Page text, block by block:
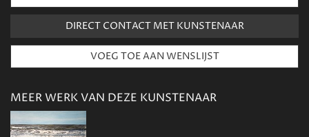
DIRECT CONTACT MET KUNSTENAAR
MEER WERK VAN DEZE KUNSTENAAR